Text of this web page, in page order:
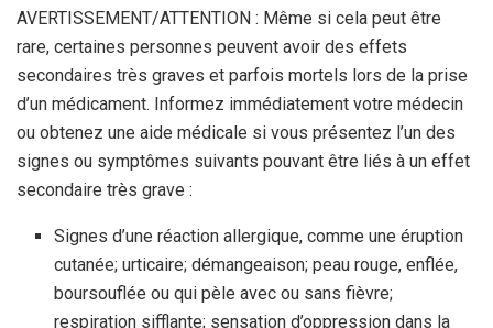
AVERTISSEMENT/ATTENTION : Même si cela peut être
rare, certaines personnes peuvent avoir des effets
secondaires très graves et parfois mortels lors de la prise
d’un médicament. Informez immédiatement votre médecin
ou obtenez une aide médicale si vous présentez l’un des
signes ou symptômes suivants pouvant être liés à un effet
secondaire très grave :
Signes d’une réaction allergique, comme une éruption
cutanée; urticaire; démangeaison; peau rouge, enflée,
boursouflée ou qui pèle avec ou sans fièvre;
respiration sifflante; sensation d’oppression dans la